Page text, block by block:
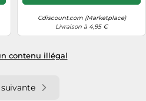
Cdiscount.com (Marketplace)
Livraison à 4,95 €
contenu illégal